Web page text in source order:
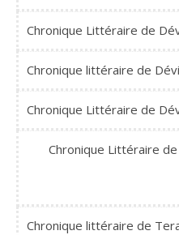
Chronique Littéraire de
Chronique littéraire de
Chronique Littéraire de
Chronique Littéraire
Chronique littéraire de